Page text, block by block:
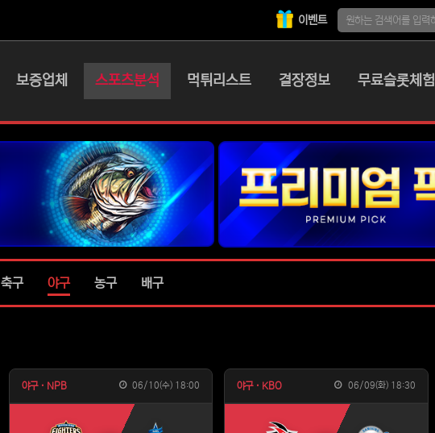
이벤트
메인 메뉴
보증업체 스포츠분석 먹튀리스트 결장정보 무료슬롯체험
축구 야구 농구 배구
야구 · NPB 06/10(수) 18:00 야구 · KBO 06/09(화) 18:30